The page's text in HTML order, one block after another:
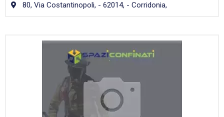
80, Via Costantinopoli, - 62014, - Corridonia,